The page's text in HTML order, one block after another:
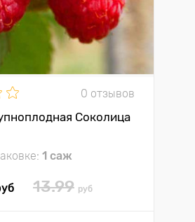
0 отзывов
Соколица
1 саж
13.99 руб